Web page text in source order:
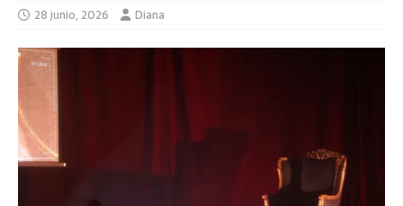
28 junio, 2026 Diana